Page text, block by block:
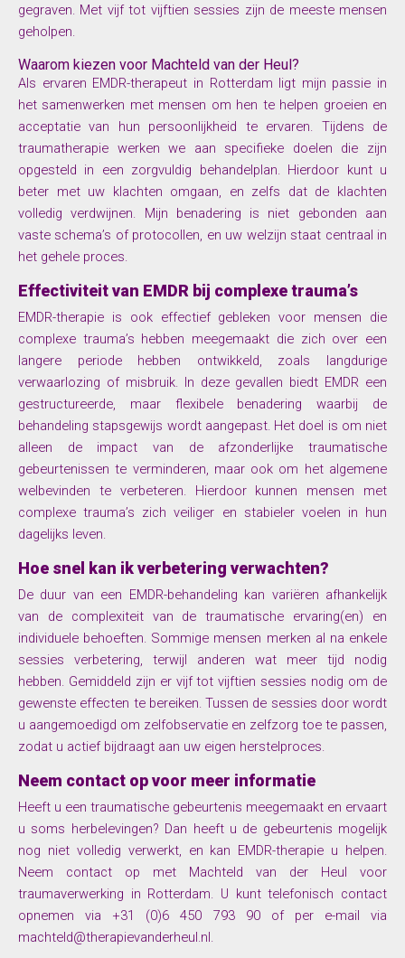
gegraven. Met vijf tot vijftien sessies zijn de meeste mensen
geholpen.
Waarom kiezen voor Machteld van der Heul?
Als ervaren EMDR-therapeut in Rotterdam ligt mijn passie in
het samenwerken met mensen om hen te helpen groeien en
acceptatie van hun persoonlijkheid te ervaren. Tijdens de
traumatherapie werken we aan specifieke doelen die zijn
opgesteld in een zorgvuldig behandelplan. Hierdoor kunt u
beter met uw klachten omgaan, en zelfs dat de klachten
volledig verdwijnen. Mijn benadering is niet gebonden aan
vaste schema’s of protocollen, en uw welzijn staat centraal in
het gehele proces.
Effectiviteit van EMDR bij complexe trauma’s
EMDR-therapie is ook effectief gebleken voor mensen die
complexe trauma’s hebben meegemaakt die zich over een
langere periode hebben ontwikkeld, zoals langdurige
verwaarlozing of misbruik. In deze gevallen biedt EMDR een
gestructureerde, maar flexibele benadering waarbij de
behandeling stapsgewijs wordt aangepast. Het doel is om niet
alleen de impact van de afzonderlijke traumatische
gebeurtenissen te verminderen, maar ook om het algemene
welbevinden te verbeteren. Hierdoor kunnen mensen met
complexe trauma’s zich veiliger en stabieler voelen in hun
dagelijks leven.
Hoe snel kan ik verbetering verwachten?
De duur van een EMDR-behandeling kan variëren afhankelijk
van de complexiteit van de traumatische ervaring(en) en
individuele behoeften. Sommige mensen merken al na enkele
sessies verbetering, terwijl anderen wat meer tijd nodig
hebben. Gemiddeld zijn er vijf tot vijftien sessies nodig om de
gewenste effecten te bereiken. Tussen de sessies door wordt
u aangemoedigd om zelfobservatie en zelfzorg toe te passen,
zodat u actief bijdraagt aan uw eigen herstelproces.
Neem contact op voor meer informatie
Heeft u een traumatische gebeurtenis meegemaakt en ervaart
u soms herbelevingen? Dan heeft u de gebeurtenis mogelijk
nog niet volledig verwerkt, en kan EMDR-therapie u helpen.
Neem contact op met Machteld van der Heul voor
traumaverwerking in Rotterdam. U kunt telefonisch contact
opnemen via +31 (0)6 450 793 90 of per e-mail via
machteld@therapievanderheul.nl.